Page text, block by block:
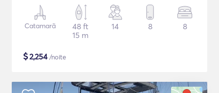
Catamarã
48 ft
15 m
14 8 8
$2,254/noite